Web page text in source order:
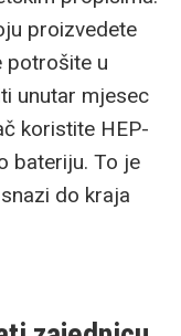
proizvedete
potrošite u
unutar mjesec
koristite HEP-
bateriju. To je
do kraja